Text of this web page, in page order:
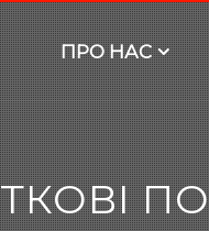
ПРО НАС